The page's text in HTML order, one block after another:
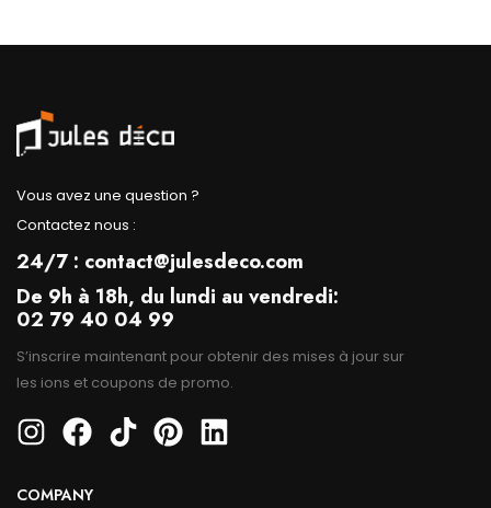
Vous avez une question ?
Contactez nous :
24/7 : contact@julesdeco.com
De 9h à 18h, du lundi au vendredi:
02 79 40 04 99
S’inscrire maintenant pour obtenir des mises à jour sur
les ions et coupons de promo.
COMPANY